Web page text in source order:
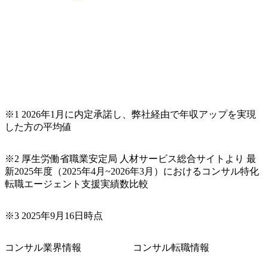
※1 2026年1月に内定承諾し、弊社経由で年収アップを実現
した方の平均値
※2 厚生労働省職業安定局 人材サービス総合サイトより 最
新2025年度（2025年4月~2026年3月）におけるコンサル特化
転職エージェント支援実績数比較
※3 2025年9月16日時点
コンサル業界情報 コンサル転職情報